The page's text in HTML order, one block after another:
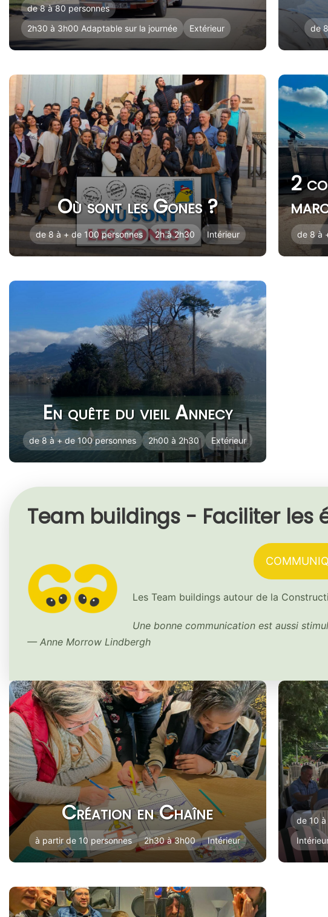
de 8 à 80 personnes
2h30 à 3h00 Adaptable sur la journée
Extérieur de
Où sont les Gones ?
de 8 à + de 100 personnes 2h à 2h30 Intérieur
2
de 8 à
En quête du vieil Annecy
de 8 à + de 100 personnes 2h00 à 2h30 Extérieur
Team buildings - Faciliter les
Les Team buildings autour de la
Une bonne communication est aussi
— Anne Morrow Lindbergh
Création en Chaîne
à partir de 10 personnes 2h30 à 3h00 Intérieur
de 10